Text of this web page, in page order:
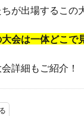
ちが出場するこの
大会は一体どこで
詳細もご紹介！